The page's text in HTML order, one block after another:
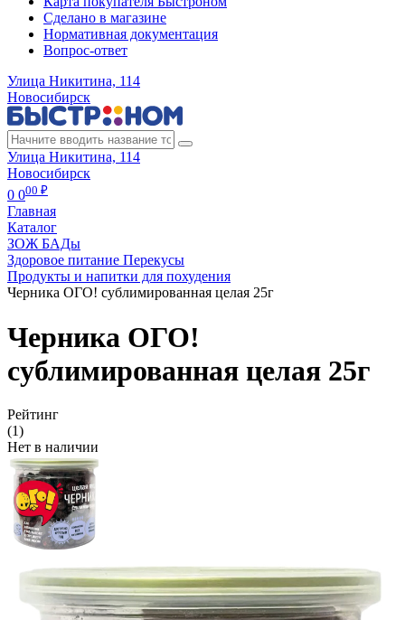
Сделано в магазине
Нормативная документация
Вопрос-ответ
Улица Никитина, 114
Новосибирск
Улица Никитина, 114
Новосибирск
0 000 ₽
Главная
Каталог
ЗОЖ БАДы
Здоровое питание Перекусы
Продукты и напитки для похудения
Черника ОГО! сублимированная целая 25г
Черника ОГО!
сублимированная целая 25г
Рейтинг
(1)
Нет в наличии